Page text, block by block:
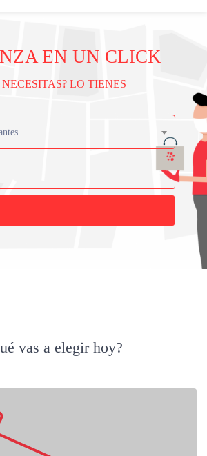
EN UN CLICK
NECESITAS? LO TIENES
vas a elegir hoy?